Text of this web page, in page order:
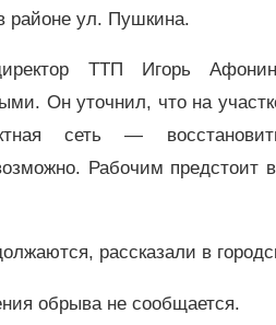
районе ул. Пушкина.
ТТП Игорь
Он уточнил, что на
сеть —
Рабочим предстоит
рассказали в
обрыва не сообщается.